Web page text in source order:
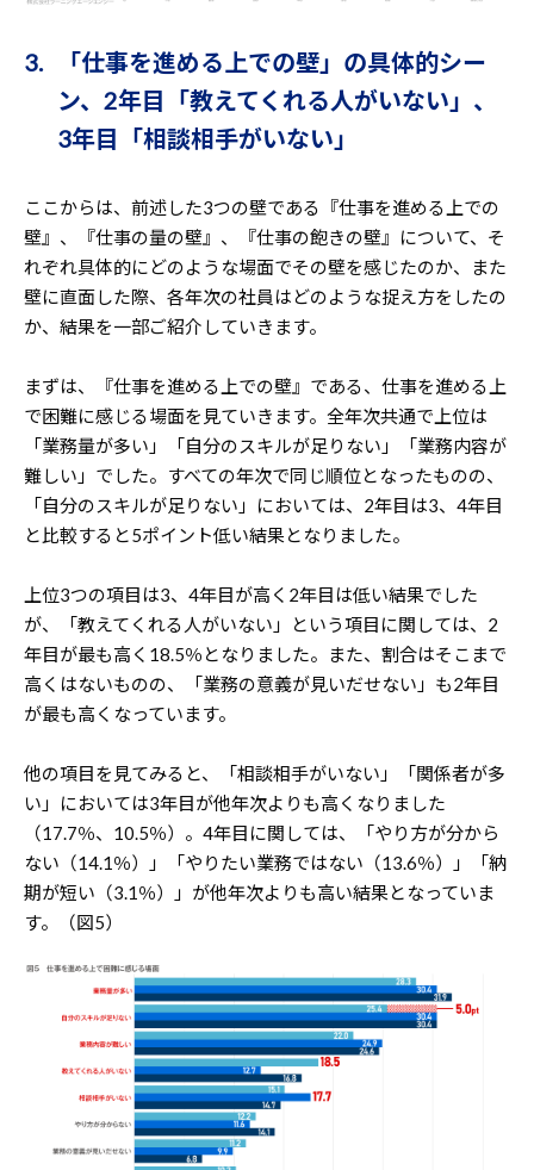
3. 「仕事を進める上での壁」の具体的シー
ン、2年目「教えてくれる人がいない」、
3年目「相談相手がいない」
ここからは、前述した3つの壁である『仕事を進める上での
壁』、『仕事の量の壁』、『仕事の飽きの壁』について、そ
れぞれ具体的にどのような場面でその壁を感じたのか、また
壁に直面した際、各年次の社員はどのような捉え方をしたの
か、結果を一部ご紹介していきます。
まずは、『仕事を進める上での壁』である、仕事を進める上
で困難に感じる場面を見ていきます。全年次共通で上位は
「業務量が多い」「自分のスキルが足りない」「業務内容が
難しい」でした。すべての年次で同じ順位となったものの、
「自分のスキルが足りない」においては、2年目は3、4年目
と比較すると5ポイント低い結果となりました。
上位3つの項目は3、4年目が高く2年目は低い結果でした
が、「教えてくれる人がいない」という項目に関しては、2
年目が最も高く18.5％となりました。また、割合はそこまで
高くはないものの、「業務の意義が見いだせない」も2年目
が最も高くなっています。
他の項目を見てみると、「相談相手がいない」「関係者が多
い」においては3年目が他年次よりも高くなりました
（17.7％、10.5％）。4年目に関しては、「やり方が分から
ない（14.1％）」「やりたい業務ではない（13.6％）」「納
期が短い（3.1％）」が他年次よりも高い結果となっていま
す。（図5）